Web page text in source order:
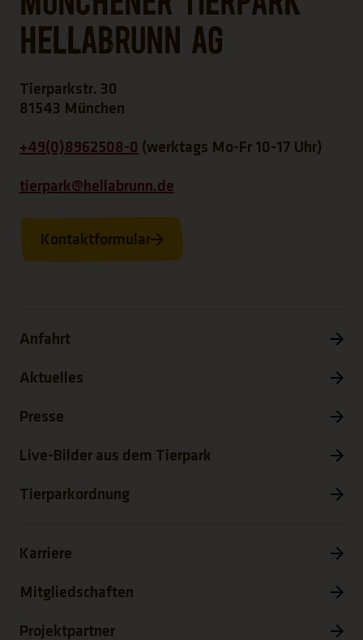
Hellabrunn AG
Tierparkstr. 30
81543 München
+49(0)8962508-0 (werktags Mo-Fr 10-17 Uhr)
tierpark@hellabrunn.de
Kontaktformular
Anfahrt
Aktuelles
Presse
Live-Bilder aus dem Tierpark
Tierparkordnung
Karriere
Mitgliedschaften
Projektpartner